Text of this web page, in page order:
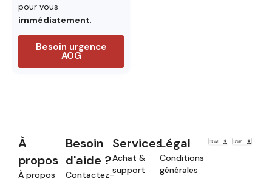
pour vous
immédiatement.
Besoin urgence
AOG
À
propos
À propos
Besoin
d'aide ?
Contactez-
Services
Achat &
support
Légal
Conditions
générales